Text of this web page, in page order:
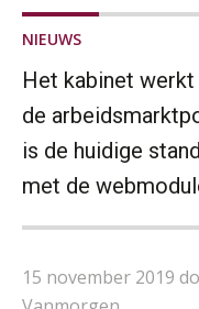
NIEUWS
Het kabinet werkt
de
is de huidige
met de
15 november 2019